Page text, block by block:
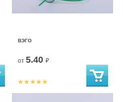
ВЭГО
от 5.40 ₽